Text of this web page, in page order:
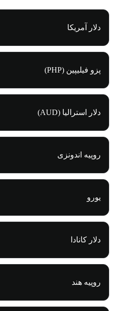
دلار آمریکا
پزو فیلیپین (PHP)
دلار استرالیا (AUD)
روپیه اندونزی
یورو
دلار کانادا
روپیه هند